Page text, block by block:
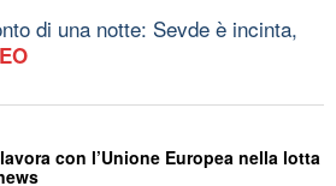
di una notte: Sevde è incinta,
con l’Unione Europea nella lotta